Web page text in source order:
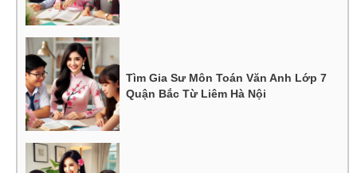
Tìm Gia Sư Môn Toán Văn Anh Lớp 7
Quận Bắc Từ Liêm Hà Nội